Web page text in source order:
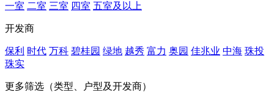
一室 二室 三室 四室 五室及以上
开发商
保利 时代 万科 碧桂园 绿地 越秀 富力 奥园 佳兆业 中海 珠投
珠实
更多筛选（类型、户型及开发商）